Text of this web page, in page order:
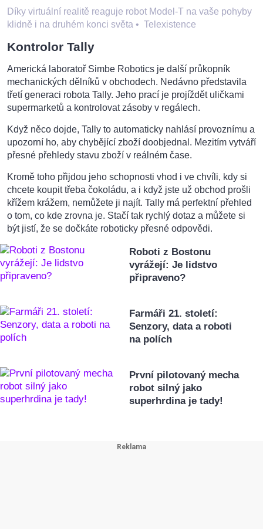
Díky virtuální realitě reaguje robot Model-T na vaše pohyby
klidně i na druhém konci světa • Telexistence
Kontrolor Tally
Americká laboratoř Simbe Robotics je další průkopník
mechanických dělníků v obchodech. Nedávno představila
třetí generaci robota Tally. Jeho prací je projíždět uličkami
supermarketů a kontrolovat zásoby v regálech.
Když něco dojde, Tally to automaticky nahlásí provoznímu a
upozorní ho, aby chybějící zboží doobjednal. Mezitím vytváří
přesné přehledy stavu zboží v reálném čase.
Kromě toho přijdou jeho schopnosti vhod i ve chvíli, kdy si
chcete koupit třeba čokoládu, a i když jste už obchod prošli
křížem krážem, nemůžete ji najít. Tally má perfektní přehled
o tom, co kde zrovna je. Stačí tak rychlý dotaz a můžete si
být jistí, že se dočkáte roboticky přesné odpovědi.
Roboti z Bostonu
vyrážejí: Je lidstvo
připraveno?
Farmáři 21. století:
Senzory, data a roboti
na polích
První pilotovaný mecha
robot silný jako
superhrdina je tady!